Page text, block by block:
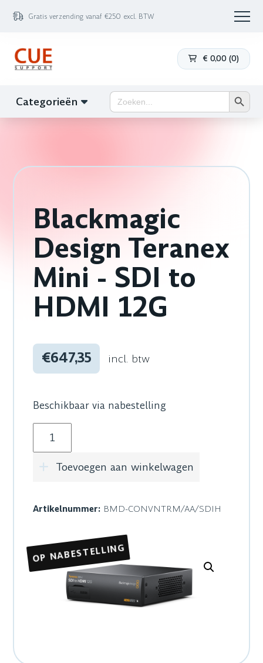
Gratis verzending vanaf €250 excl. BTW
€ 0,00 (0)
Categorieën Zoek
naar:
Blackmagic
Design Teranex
Mini - SDI to
HDMI 12G
€647,35 incl. btw
Beschikbaar via nabestelling
Blackmagic Design Teranex Mini - SDI to
Toevoegen aan winkelwagen
Artikelnummer: BMD-CONVNTRM/AA/SDIH
OP NABESTELLING